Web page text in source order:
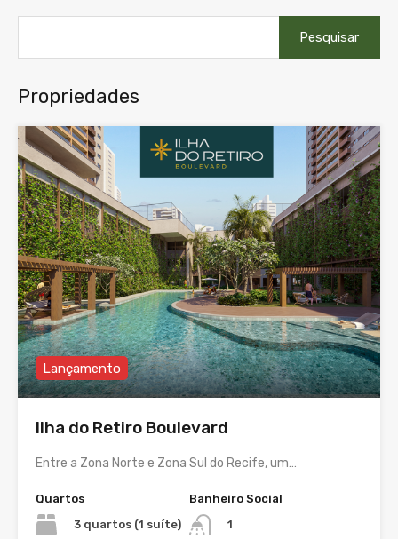
por:
Propriedades
Lançamento
Ilha do Retiro Boulevard
Entre a Zona Norte e Zona Sul do Recife, um…
Quartos
3 quartos (1 suíte)
Banheiro Social
1